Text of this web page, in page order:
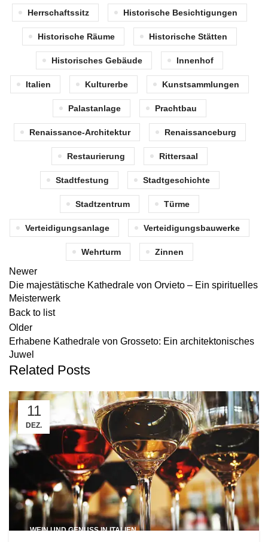
Herrschaftssitz Historische Besichtigungen
Historische Räume Historische Stätten
Historisches Gebäude Innenhof
Italien Kulturerbe Kunstsammlungen
Palastanlage Prachtbau
Renaissance-Architektur Renaissanceburg
Restaurierung Rittersaal
Stadtfestung Stadtgeschichte
Stadtzentrum Türme
Verteidigungsanlage Verteidigungsbauwerke
Wehrturm Zinnen
Newer
Die majestätische Kathedrale von Orvieto – Ein spirituelles
Meisterwerk
Back to list
Older
Erhabene Kathedrale von Grosseto: Ein architektonisches
Juwel
Related Posts
11
DEZ.
WEIN UND GENUSS IN ITALIEN